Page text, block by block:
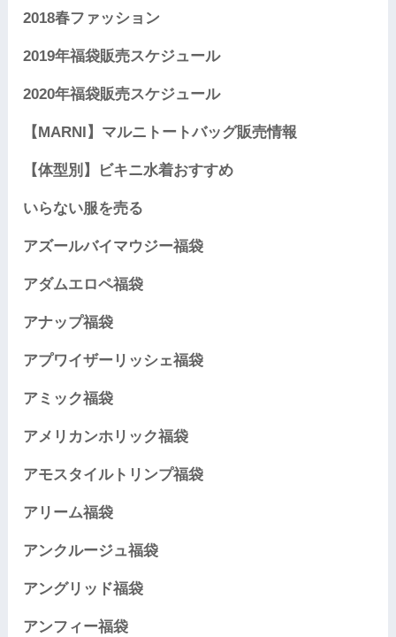
2018春ファッション
2019年福袋販売スケジュール
2020年福袋販売スケジュール
【MARNI】マルニトートバッグ販売情報
【体型別】ビキニ水着おすすめ
いらない服を売る
アズールバイマウジー福袋
アダムエロペ福袋
アナップ福袋
アプワイザーリッシェ福袋
アミック福袋
アメリカンホリック福袋
アモスタイルトリンプ福袋
アリーム福袋
アンクルージュ福袋
アングリッド福袋
アンフィー福袋